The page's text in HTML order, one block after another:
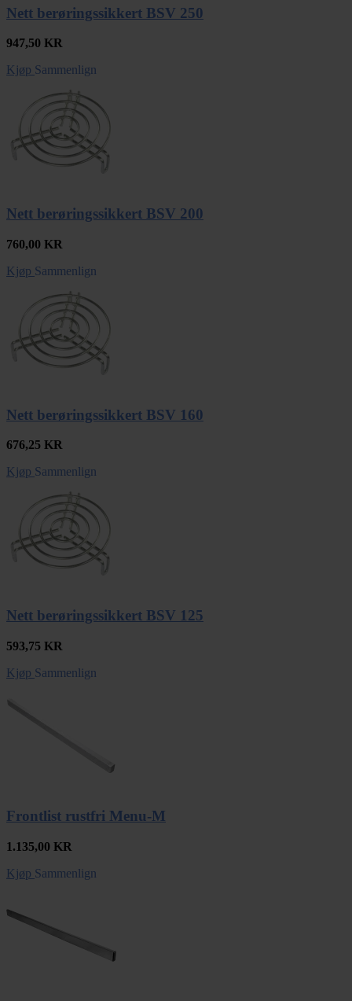
Nett berøringssikkert BSV 250
947,50 KR
Kjøp Sammenlign
Nett berøringssikkert BSV 200
760,00 KR
Kjøp Sammenlign
Nett berøringssikkert BSV 160
676,25 KR
Kjøp Sammenlign
Nett berøringssikkert BSV 125
593,75 KR
Kjøp Sammenlign
Frontlist rustfri Menu-M
1.135,00 KR
Kjøp Sammenlign